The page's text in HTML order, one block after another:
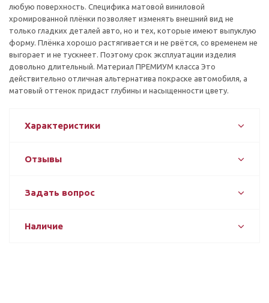
любую поверхность. Специфика матовой виниловой
хромированной плёнки позволяет изменять внешний вид не
только гладких деталей авто, но и тех, которые имеют выпуклую
форму. Плёнка хорошо растягивается и не рвётся, со временем не
выгорает и не тускнеет. Поэтому срок эксплуатации изделия
довольно длительный. Материал ПРЕМИУМ класса Это
действительно отличная альтернатива покраске автомобиля, а
матовый оттенок придаст глубины и насыщенности цвету.
Характеристики
Отзывы
Задать вопрос
Наличие